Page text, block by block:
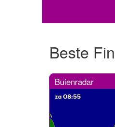
Beste
Buienradar